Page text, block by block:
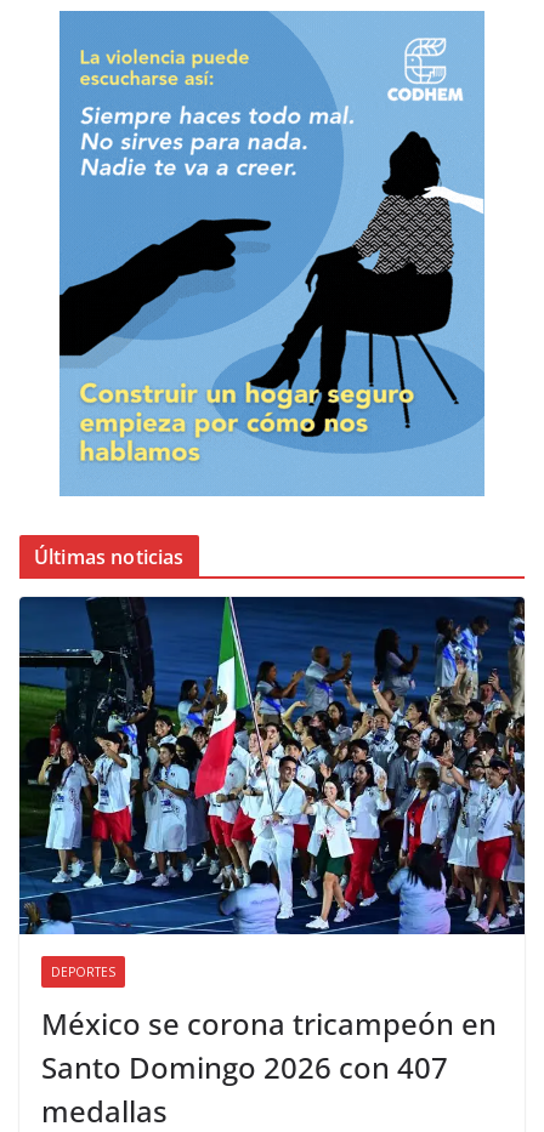
Últimas noticias
DEPORTES
México se corona tricampeón en
Santo Domingo 2026 con 407
medallas